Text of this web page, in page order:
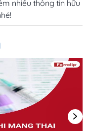
nhiều thông tin hữu